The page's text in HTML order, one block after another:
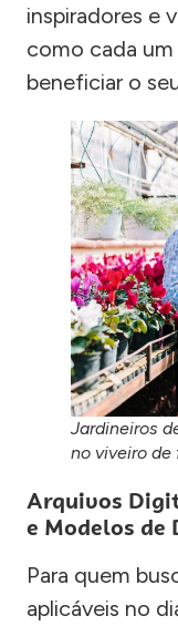
inspiradores e
como cada
beneficiar o
Jardineiros
no viveiro de
Arquivos
e Modelos de
Para quem
aplicáveis no